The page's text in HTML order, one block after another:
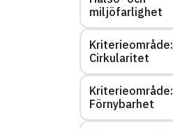
miljöfarlighet
Kriterieområde:
Cirkularitet
Kriterieområde:
Förnybarhet